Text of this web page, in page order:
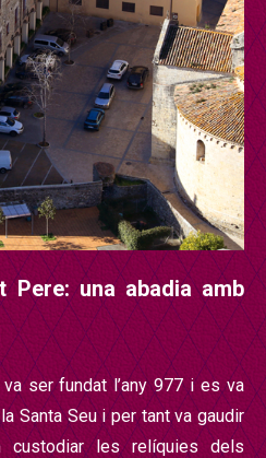
Pere: una abadia amb
ser fundat l’any 977 i es va
Santa Seu i per tant va gaudir
custodiar les relíquies dels